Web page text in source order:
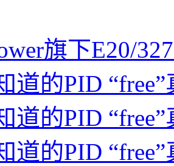
旗下E20/
道的PID
道的PID
道的PID